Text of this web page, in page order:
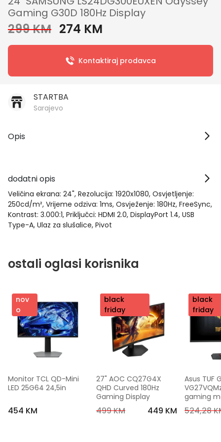
Gaming G30D 180Hz Display
299 KM 274 KM
Kontaktiraj prodavca
STARTBA
Sarajevo
Opis
dodatni opis
Veličina ekrana: 24", Rezolucija: 1920x1080, Osvjetljenje:
250cd/m², Vrijeme odziva: 1ms, Osvježenje: 180Hz, FreeSync,
Kontrast: 3.000:1, Priključci: HDMI 2.0, DisplayPort 1.4, USB
Type-A, Ulaz za slušalice, Pivot
ostali oglasi korisnika
nov
o
Monitor TCL QD-Mini
LED 25G64 24,5in
454 KM
nov
o
black
friday
27" AOC CQ27G4X
QHD Curved 180Hz
Gaming Display
499 KM 449 KM
nov
o
black
friday
Asus TUF
gaming
FHD,240
524,28